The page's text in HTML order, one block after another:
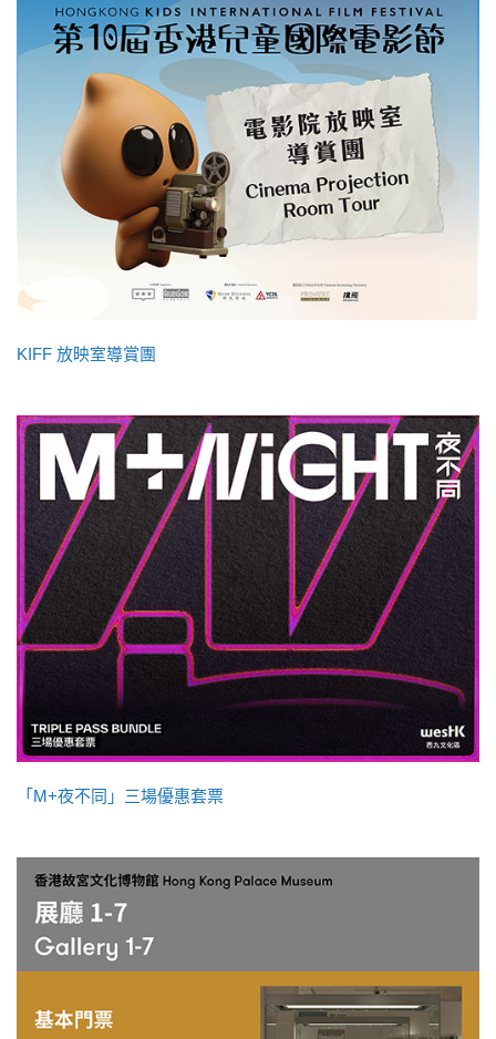
KIFF 放映室導賞團
「M+夜不同」三場優惠套票